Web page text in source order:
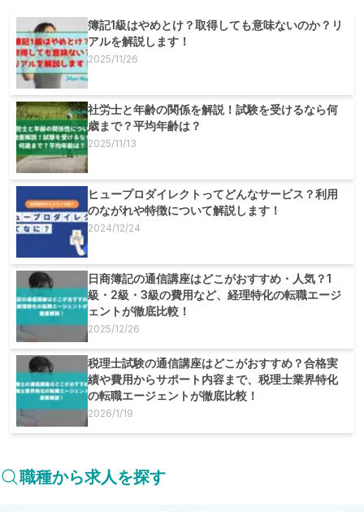
簿記1級はやめとけ？取得しても意味ないのか？リ
アルを解説します！
2025/11/26
社労士と年齢の関係を解説！試験を受けるなら何
歳まで？平均年齢は？
2025/11/13
ヒュープロダイレクトってどんなサービス？利用
のながれや特徴について解説します！
2024/12/24
日商簿記の通信講座はどこがおすすめ・人気？1
級・2級・3級の費用など、経理特化の転職エージ
ェントが徹底比較！
2025/12/26
税理士試験の通信講座はどこがおすすめ？合格実
績や費用からサポート内容まで、税理士業界特化
の転職エージェントが徹底比較！
2026/1/19
職種から求人を探す